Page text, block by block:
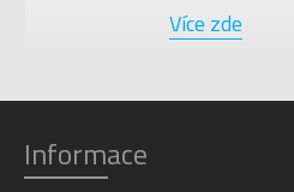
Více zde
Informace